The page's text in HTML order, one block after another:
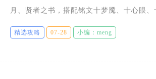
月、贤者之书，搭配铭文十梦魇、十心眼
法术爆发，满血无魔抗脆皮可被一套技能
人配置。整套出
精选攻略 07-28 小编：meng